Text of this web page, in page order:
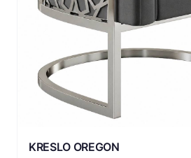
KRESLO OREGON